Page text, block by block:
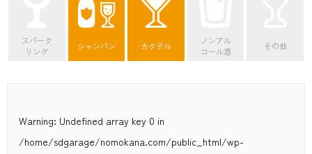
スパーク
リング
シャンパン カクテル
ノンアル
コール酒
その他
Warning: Undefined array key 0 in
/home/sdgarage/nomokana.com/public_html/wp-